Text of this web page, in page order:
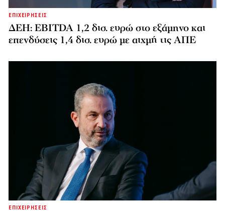
ΕΠΙΧΕΙΡΗΣΕΙΣ
ΔΕΗ: EBITDA 1,2 δισ. ευρώ στο εξάμηνο και
επενδύσεις 1,4 δισ. ευρώ με αιχμή τις ΑΠΕ
ΕΠΙΧΕΙΡΗΣΕΙΣ